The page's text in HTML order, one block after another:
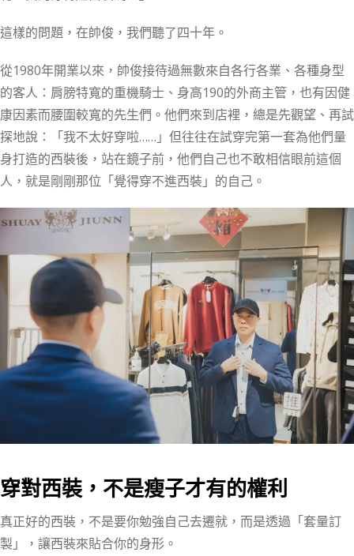
這樣的問題，在帥俊，我們聽了四十年。
從1980年開業以來，帥俊接待過無數來自各行各業、各種身型
的客人：肩膀特寬的重機騎士、身高190的外商主管，也有因健
康因素而腰圍較寬的先生們。他們來到店裡，總是先觀望、再試
探地說：「我不太好穿啦……」但往往在試穿完第一套為他們量
身打造的西裝後，站在鏡子前，他們自己也不敢相信眼前這個
人，就是剛剛那位「覺得穿不進西裝」的自己。
穿對西裝，不是瘦子才有的權利
真正好的西裝，不是要你勉強自己去遷就，而是透過「套量訂
製」，讓西裝來貼合你的身形。